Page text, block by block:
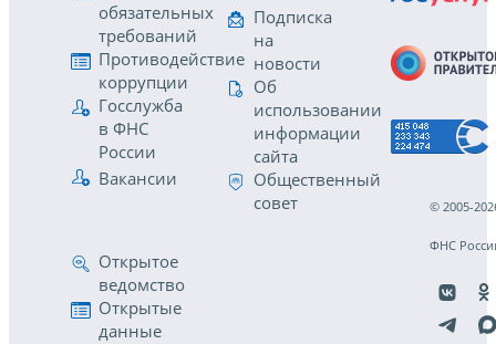
обязательных
требований
Противодействие
коррупции
Госслужба
в ФНС
России
Вакансии
Подписка
на
новости
Об
использовании
информации
сайта
Общественный
совет
Открытое
ведомство
Открытые
данные
© 2005-
ФНС